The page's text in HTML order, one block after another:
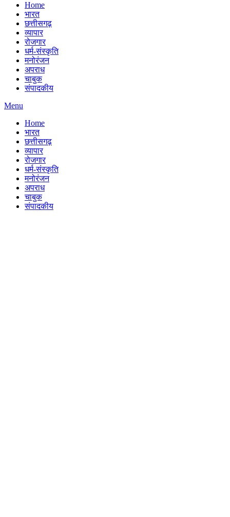
Home
भारत
छत्तीसगढ़
व्यापार
रोजगार
धर्म-संस्कृति
मनोरंजन
अपराध
चाबुक
संपादकीय
Menu
Home
भारत
छत्तीसगढ़
व्यापार
रोजगार
धर्म-संस्कृति
मनोरंजन
अपराध
चाबुक
संपादकीय